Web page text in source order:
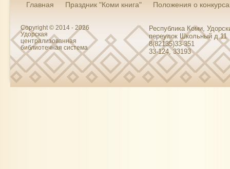
Главная Праздник "Коми книга" Положения о
Copyright © 2014 - 2026
Удорская
централизованная
библиотечная система
Республика Коми,
переулок Школьный д.11
8(82135)33-351
33-124, 33193